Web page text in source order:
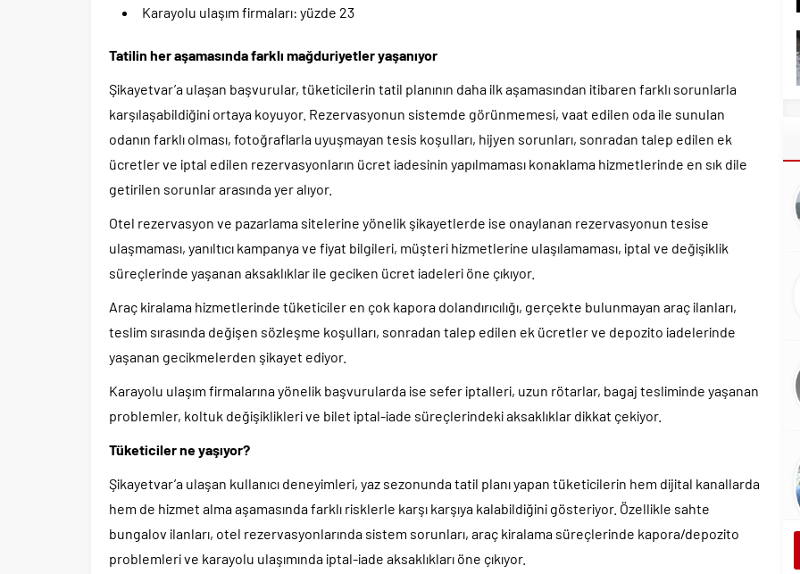
Karayolu ulaşım firmaları: yüzde 23
Tatilin her aşamasında farklı mağduriyetler yaşanıyor
Şikayetvar’a ulaşan başvurular, tüketicilerin tatil planının daha ilk aşamasından itibaren farklı sorunlarla
karşılaşabildiğini ortaya koyuyor. Rezervasyonun sistemde görünmemesi, vaat edilen oda ile sunulan
odanın farklı olması, fotoğraflarla uyuşmayan tesis koşulları, hijyen sorunları, sonradan talep edilen ek
ücretler ve iptal edilen rezervasyonların ücret iadesinin yapılmaması konaklama hizmetlerinde en sık dile
getirilen sorunlar arasında yer alıyor.
Otel rezervasyon ve pazarlama sitelerine yönelik şikayetlerde ise onaylanan rezervasyonun tesise
ulaşmaması, yanıltıcı kampanya ve fiyat bilgileri, müşteri hizmetlerine ulaşılamaması, iptal ve değişiklik
süreçlerinde yaşanan aksaklıklar ile geciken ücret iadeleri öne çıkıyor.
Araç kiralama hizmetlerinde tüketiciler en çok kapora dolandırıcılığı, gerçekte bulunmayan araç ilanları,
teslim sırasında değişen sözleşme koşulları, sonradan talep edilen ek ücretler ve depozito iadelerinde
yaşanan gecikmelerden şikayet ediyor.
Karayolu ulaşım firmalarına yönelik başvurularda ise sefer iptalleri, uzun rötarlar, bagaj tesliminde yaşanan
problemler, koltuk değişiklikleri ve bilet iptal-iade süreçlerindeki aksaklıklar dikkat çekiyor.
Tüketiciler ne yaşıyor?
Şikayetvar’a ulaşan kullanıcı deneyimleri, yaz sezonunda tatil planı yapan tüketicilerin hem dijital kanallarda
hem de hizmet alma aşamasında farklı risklerle karşı karşıya kalabildiğini gösteriyor. Özellikle sahte
bungalov ilanları, otel rezervasyonlarında sistem sorunları, araç kiralama süreçlerinde kapora/depozito
problemleri ve karayolu ulaşımında iptal-iade aksaklıkları öne çıkıyor.